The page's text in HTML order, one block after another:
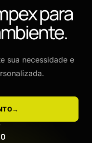
para
sua necessidade e
→